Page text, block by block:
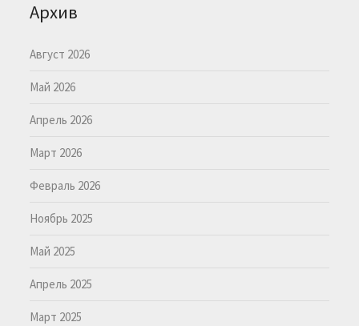
Архив
Август 2026
Май 2026
Апрель 2026
Март 2026
Февраль 2026
Ноябрь 2025
Май 2025
Апрель 2025
Март 2025